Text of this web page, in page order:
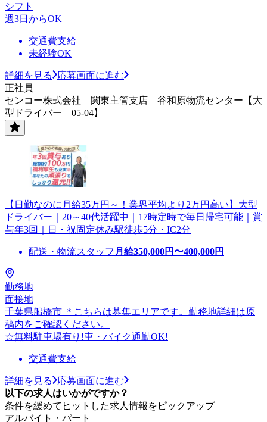
シフト
週3日からOK
交通費支給
未経験OK
詳細を見る
応募画面に進む
正社員
センコー株式会社 関東主管支店 谷和原物流センター【大
型ドライバー 05-04】
【日勤なのに月給35万円～！業界平均より2万円高い】大型
ドライバー｜20～40代活躍中｜17時定時で毎日帰宅可能｜賞
与年3回｜日・祝固定休み駅徒歩5分・IC2分
配送・物流スタッフ 月給350,000円〜400,000円
勤務地
面接地
千葉県船橋市 ＊こちらは募集エリアです。勤務地詳細は原
稿内をご確認ください。
☆無料駐車場有り!車・バイク通勤OK!
交通費支給
詳細を見る
応募画面に進む
以下の求人はいかがですか？
条件を緩めてヒットした求人情報をピックアップ
アルバイト・パート